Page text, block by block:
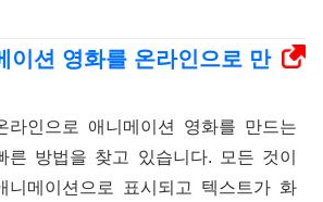
이션 영화를 온라인으로 만
라인으로 애니메이션 영화를 만드는
른 방법을 찾고 있습니다. 모든 것이
니메이션으로 표시되고 텍스트가 화